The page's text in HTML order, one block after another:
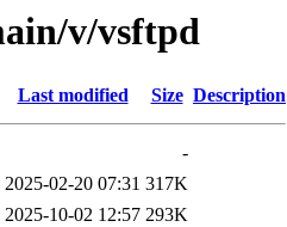
v/vsftpd
Last modified Size Description
-
2025-02-20 07:31 317K
2025-10-02 12:57 293K